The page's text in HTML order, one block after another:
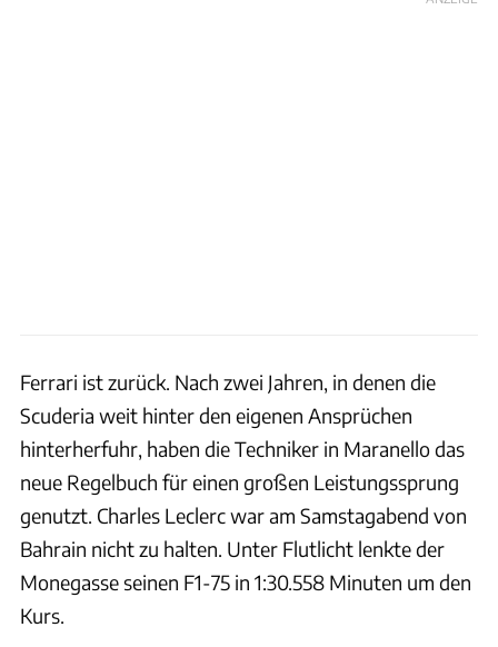
Ferrari ist zurück. Nach zwei Jahren, in denen die
Scuderia weit hinter den eigenen Ansprüchen
hinterherfuhr, haben die Techniker in Maranello das
neue Regelbuch für einen großen Leistungssprung
genutzt. Charles Leclerc war am Samstagabend von
Bahrain nicht zu halten. Unter Flutlicht lenkte der
Monegasse seinen F1-75 in 1:30.558 Minuten um den
Kurs.